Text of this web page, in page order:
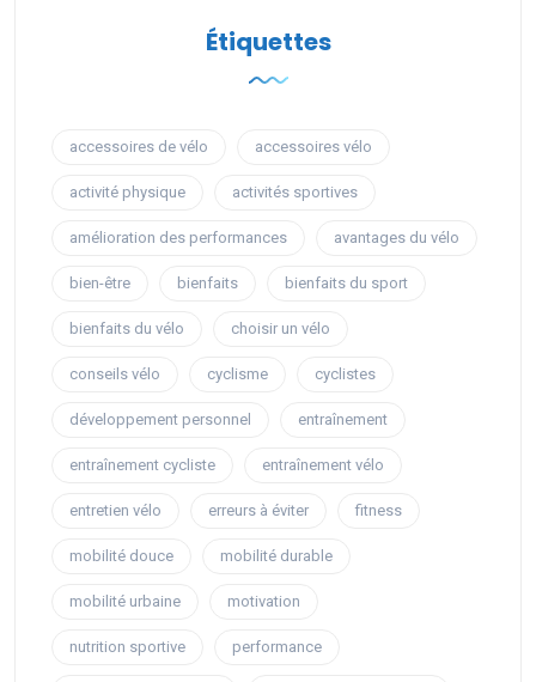
Étiquettes
accessoires de vélo accessoires vélo
activité physique activités sportives
amélioration des performances avantages du vélo
bien-être bienfaits bienfaits du sport
bienfaits du vélo choisir un vélo
conseils vélo cyclisme cyclistes
développement personnel entraînement
entraînement cycliste entraînement vélo
entretien vélo erreurs à éviter fitness
mobilité douce mobilité durable
mobilité urbaine motivation
nutrition sportive performance